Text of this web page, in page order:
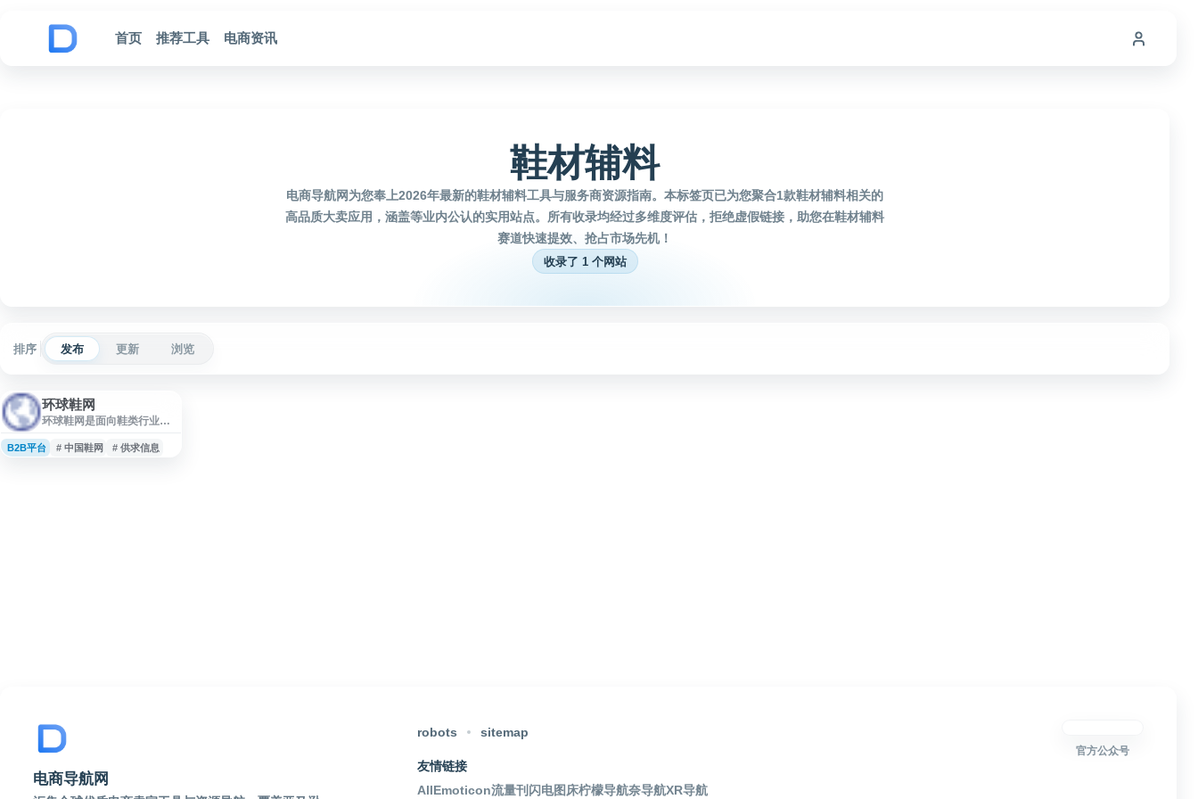
首页
推荐工具 电商资讯
鞋材辅料
电商导航网为您奉上2026年最新的鞋材辅料工具与服务商资源指南。本标签页已为您聚合1款鞋材辅料相关的
高品质大卖应用，涵盖等业内公认的实用站点。所有收录均经过多维度评估，拒绝虚假链接，助您在鞋材辅料
赛道快速提效、抢占市场先机！
收录了 1 个网站
排序 发布 更新 浏览
环球鞋网
环球鞋网是面向鞋类行业的
动鞋、休闲鞋、皮鞋、女
鞋、男鞋、童鞋等鞋类产品
B2B平台 # 中国鞋网 # 供求信息
电商导航网
robots sitemap
友情链接
AllEmoticon流量刊 闪电图床柠檬导航奈导航XR导航
官方公众号